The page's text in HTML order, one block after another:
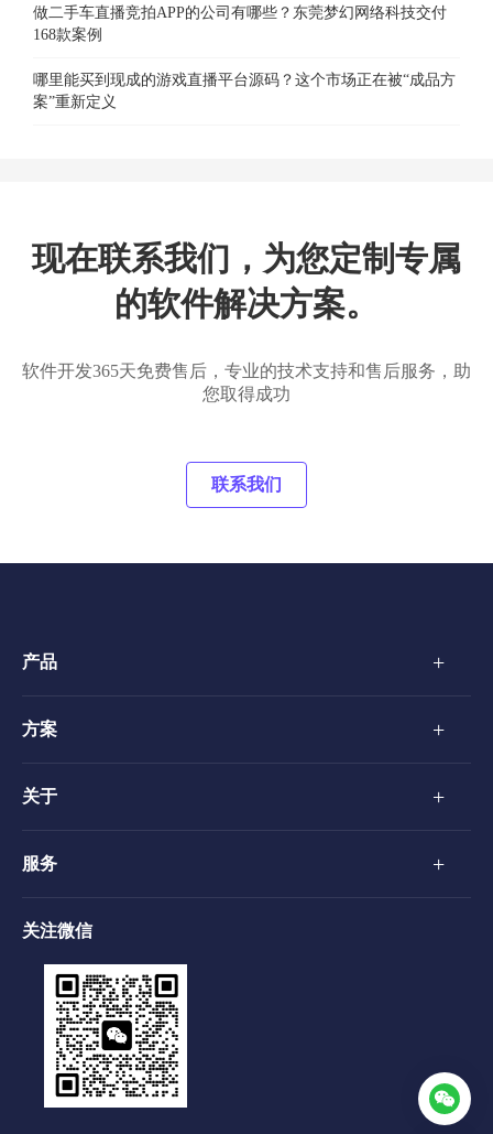
做二手车直播竞拍APP的公司有哪些？东莞梦幻网络科技交付
168款案例
哪里能买到现成的游戏直播平台源码？这个市场正在被“成品方
案”重新定义
现在联系我们，为您定制专属
的软件解决方案。
软件开发365天免费售后，专业的技术支持和售后服务，助
您取得成功
联系我们
产品 +
方案 +
关于 +
服务 +
关注微信